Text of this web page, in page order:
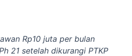
Rp10 juta per bulan
21 setelah dikurangi PTKP